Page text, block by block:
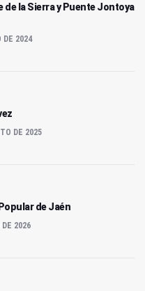
de la Sierra y Puente Jontoya
DE 2024
DE 2025
de Jaén
DE 2026